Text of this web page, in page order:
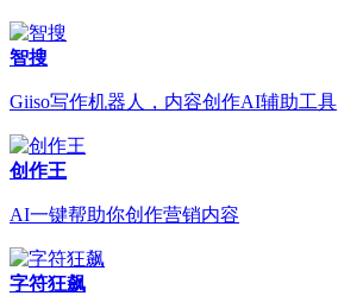
智搜
Giiso写作机器人，内容创作AI辅助工具
创作王
AI一键帮助你创作营销内容
字符狂飙